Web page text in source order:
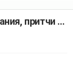
притчи ...